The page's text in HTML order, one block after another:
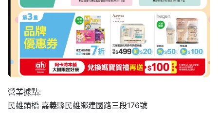
營業據點:
民雄頭橋 嘉義縣民雄鄉建國路三段176號